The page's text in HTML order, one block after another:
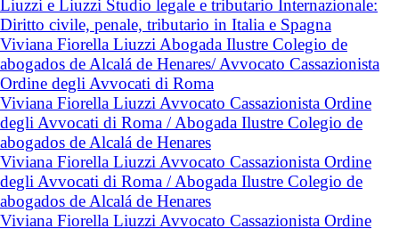
Liuzzi e Liuzzi Studio legale e tributario Internazionale:
Diritto civile, penale, tributario in Italia e Spagna
Viviana Fiorella Liuzzi Abogada Ilustre Colegio de
abogados de Alcalá de Henares/ Avvocato Cassazionista
Ordine degli Avvocati di Roma
Viviana Fiorella Liuzzi Avvocato Cassazionista Ordine
degli Avvocati di Roma / Abogada Ilustre Colegio de
abogados de Alcalá de Henares
Viviana Fiorella Liuzzi Avvocato Cassazionista Ordine
degli Avvocati di Roma / Abogada Ilustre Colegio de
abogados de Alcalá de Henares
Viviana Fiorella Liuzzi Avvocato Cassazionista Ordine